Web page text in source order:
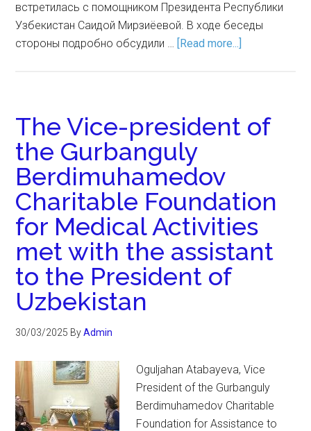
встретилась с помощником Президента Республики
Узбекистан Саидой Мирзиёевой. В ходе беседы
стороны подробно обсудили … [Read more...]
The Vice-president of
the Gurbanguly
Berdimuhamedov
Charitable Foundation
for Medical Activities
met with the assistant
to the President of
Uzbekistan
30/03/2025 ByAdmin
Oguljahan Atabayeva, Vice
President of the Gurbanguly
Berdimuhamedov Charitable
Foundation for Assistance to